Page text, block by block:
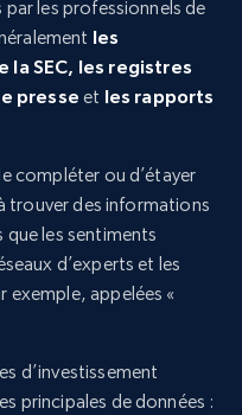
les professionnels de
les
la SEC, les registres
presse et les rapports
compléter ou d’étayer
trouver des informations
les sentiments
d’experts et les
exemple, appelées «
d’investissement
principales de données :